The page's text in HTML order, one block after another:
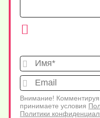
Внимание! Комментируя
принимаете условия
Политики